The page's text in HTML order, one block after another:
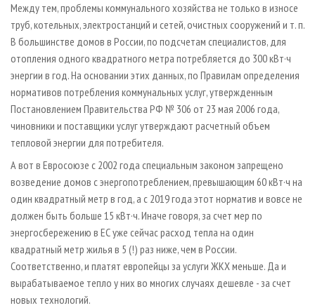
Между тем, проблемы коммунального хозяйства не только в износе
труб, котельных, электростанций и сетей, очистных сооружений и т. п.
В большинстве домов в России, по подсчетам специалистов, для
отопления одного квадратного метра потребляется до 300 кВт·ч
энергии в год. На основании этих данных, по Правилам определения
нормативов потребления коммунальных услуг, утвержденным
Постановлением Правительства РФ № 306 от 23 мая 2006 года,
чиновники и поставщики услуг утверждают расчетный объем
тепловой энергии для потребителя.
А вот в Евросоюзе с 2002 года специальным законом запрещено
возведение домов с энергопотреблением, превышающим 60 кВт·ч на
один квадратный метр в год, а с 2019 года этот норматив и вовсе не
должен быть больше 15 кВт·ч. Иначе говоря, за счет мер по
энергосбережению в ЕС уже сейчас расход тепла на один
квадратный метр жилья в 5 (!) раз ниже, чем в России.
Соответственно, и платят европейцы за услуги ЖКХ меньше. Да и
вырабатываемое тепло у них во многих случаях дешевле - за счет
новых технологий.